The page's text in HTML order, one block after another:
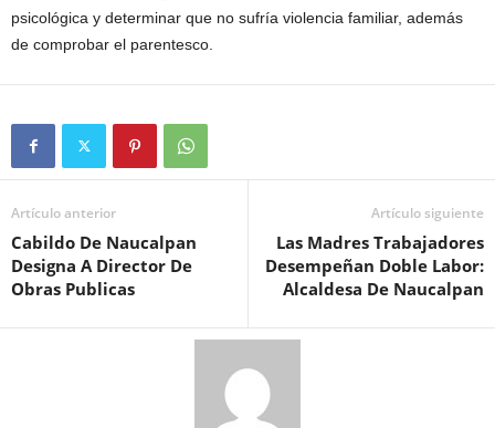
psicológica y determinar que no sufría violencia familiar, además
de comprobar el parentesco.
Artículo anterior
Cabildo De Naucalpan
Designa A Director De
Obras Publicas
Artículo siguiente
Las Madres Trabajadores
Desempeñan Doble Labor:
Alcaldesa De Naucalpan